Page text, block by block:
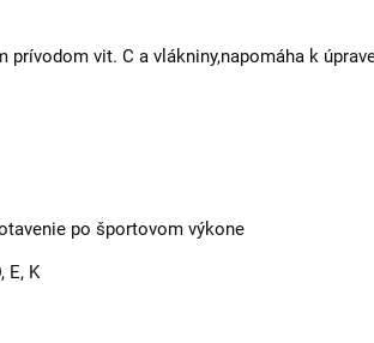
vit. C a vlákniny,napomáha k
po športovom výkone
E, K